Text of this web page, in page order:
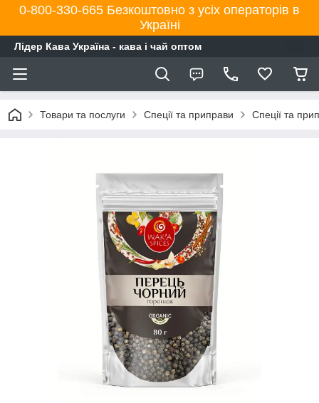
0-800-330-665 Безкоштовно з усіх операторів в
Україні
Лідер Кава Україна - кава і чай оптом
Товари та послуги Спеції та приправи Спеції та